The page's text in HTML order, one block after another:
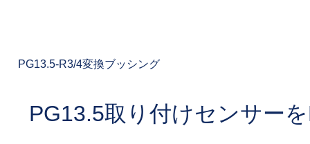
PG13.5-R3/4変換ブッシング
PG13.5取り付けセンサー